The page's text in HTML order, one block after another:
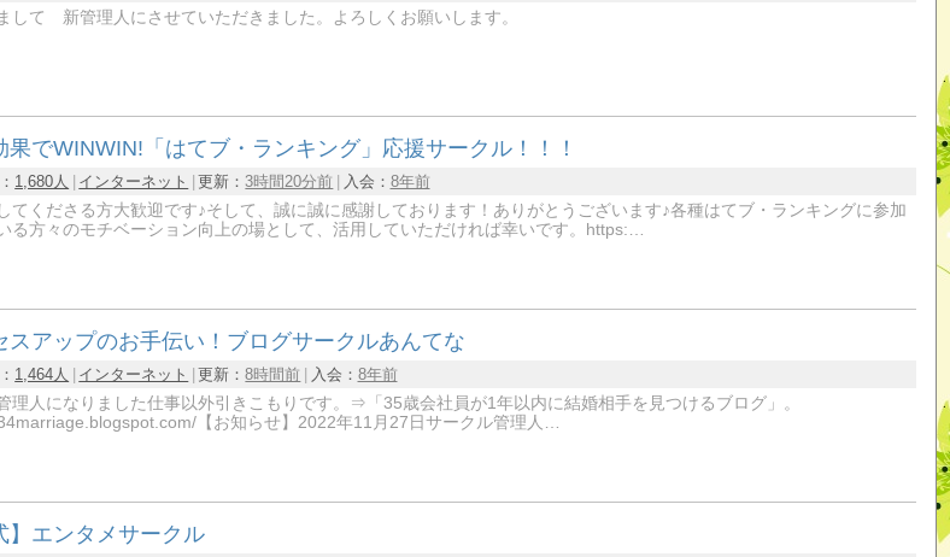
して 新管理人にさせていただきました。よろしくお願いします。
果でWINWIN!「はてブ・ランキング」応援サークル！！！
1,680人 インターネット 更新： 3時間20分前 入会： 8年前
てくださる方大歓迎です♪そして、誠に誠に感謝しております！ありがとうございます♪各種はてブ・ランキングに参加
る方々のモチベーション向上の場として、活用していただければ幸いです。https:…
スアップのお手伝い！ブログサークルあんてな
1,464人 インターネット 更新：8時間前 入会： 8年前
理人になりました仕事以外引きこもりです。⇒「35歳会社員が1年以内に結婚相手を見つけるブログ」。
【お知らせ】2022年11月27日サークル管理人…
】エンタメサークル